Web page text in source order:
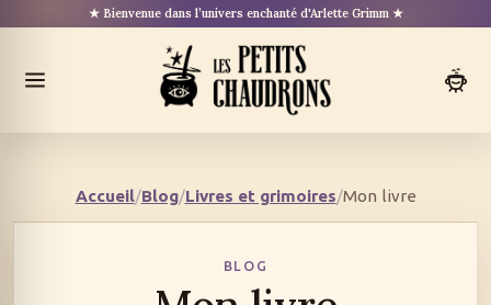
au
★ Bienvenue dans l’univers enchanté d'Arlette Grimm ★
Ouvrir
le
Accueil/Blog/Livres et grimoires/Mon livre
BLOG